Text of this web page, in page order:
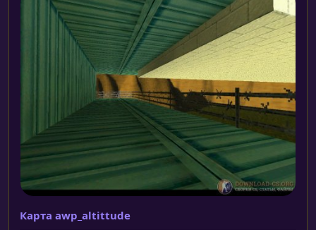
Карта awp_altittude